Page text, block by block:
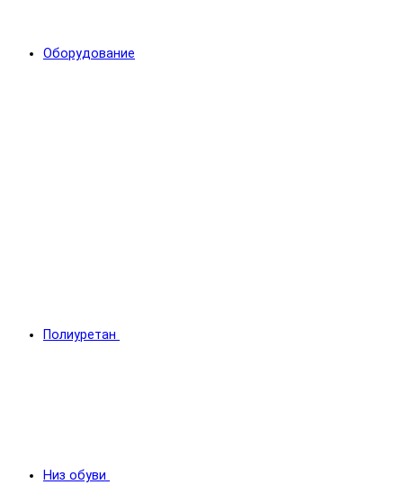
Оборудование
Полиуретан
Низ обуви